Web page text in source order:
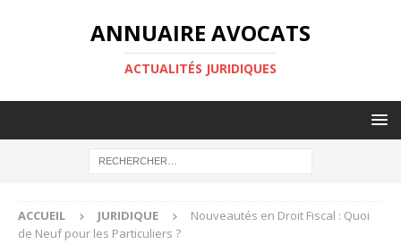
ANNUAIRE AVOCATS
ACTUALITÉS JURIDIQUES
ACCUEIL JURIDIQUE
Nouveautés en Droit Fiscal : Quoi
de Neuf pour les Particuliers ?